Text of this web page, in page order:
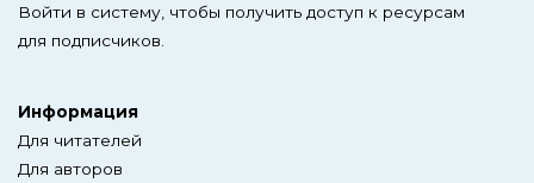
Войти в систему, чтобы получить доступ к ресурсам
для подписчиков.
Информация
Для читателей
Для авторов